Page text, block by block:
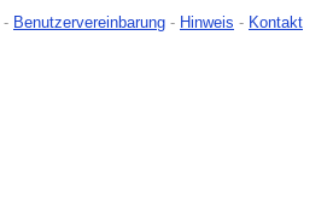
- Benutzervereinbarung - Hinweis - Kontakt